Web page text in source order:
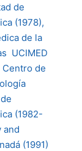
de
(1978),
de la
 UCIMED
de
(1982-
and
(1991)